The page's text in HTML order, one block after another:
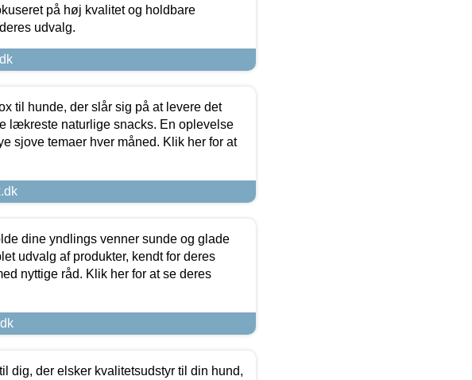
på høj kvalitet og holdbare
udvalg.
til hunde, der slår sig på at levere det
lækreste naturlige snacks. En oplevelse
sjove temaer hver måned. Klik her for at
dine yndlings venner sunde og glade
udvalg af produkter, kendt for deres
nyttige råd. Klik her for at se deres
dig, der elsker kvalitetsudstyr til din hund,